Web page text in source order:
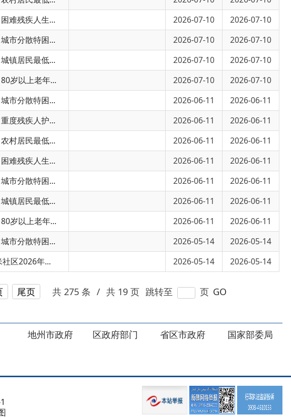
2026-07-10
2026-07-10
2026-07-10
2026-06-11
2026-06-11
2026-06-11
2026-06-11 2026-06-11
2026-06-11 2026-06-11
2026-06-11
2026-06-11
2026-06-11
2026-05-14
2026-05-14
共 275 条 /
国家部委局
区政府部门
政府